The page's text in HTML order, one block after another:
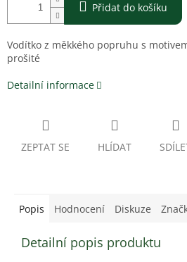
Přidat do košíku
Vodítko z měkkého popruhu s
prošité
Detailní informace
ZEPTAT SE HLÍDAT
Popis Hodnocení Diskuze
Detailní popis produktu